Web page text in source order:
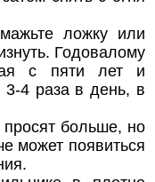
ложку или
Годовалому
с пяти лет и
4 раза в день, в
просят больше, но
может появиться